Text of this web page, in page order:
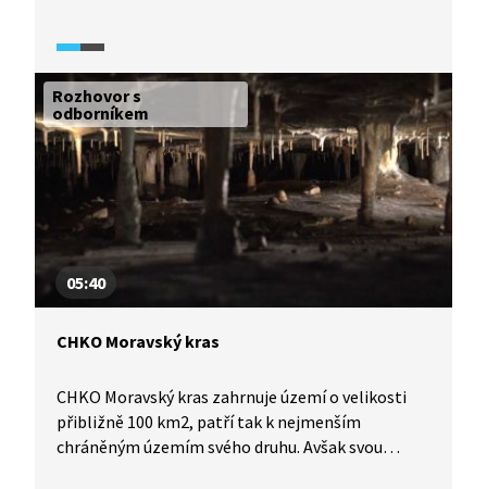
jsou však dodnes oblíbené mezi výletníky
a trampy. V závěru reportáže se za jedním z nich
vypravíme, jelikož s Brdy je tramping
neodmyslitelně spojen.
Rozhovor s
odborníkem
05:40
CHKO Moravský kras
CHKO Moravský kras zahrnuje území o velikosti
přibližně 100 km2, patří tak k nejmenším
chráněným územím svého druhu. Avšak svou